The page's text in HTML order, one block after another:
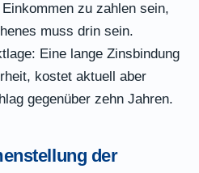
zu zahlen sein,
muss drin sein.
Eine lange Zinsbindung
kostet aktuell aber
gegenüber zehn Jahren.
der